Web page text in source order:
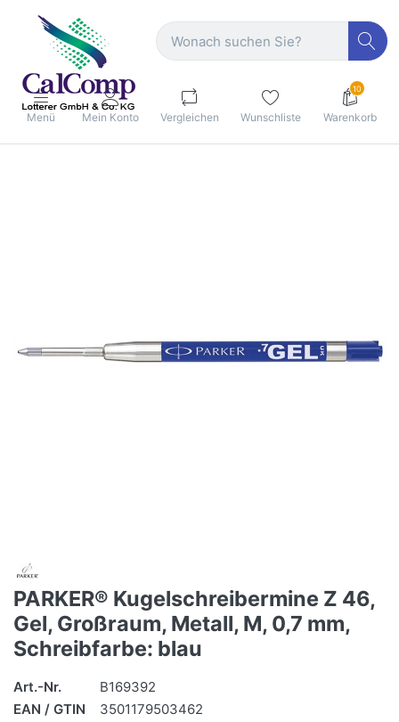
Menü Mein Konto Vergleichen Wunschliste
10
Warenkorb
PARKER® Kugelschreibermine Z 46,
Gel, Großraum, Metall, M, 0,7 mm,
Schreibfarbe: blau
Art.-Nr.
B169392
EAN / GTIN
3501179503462